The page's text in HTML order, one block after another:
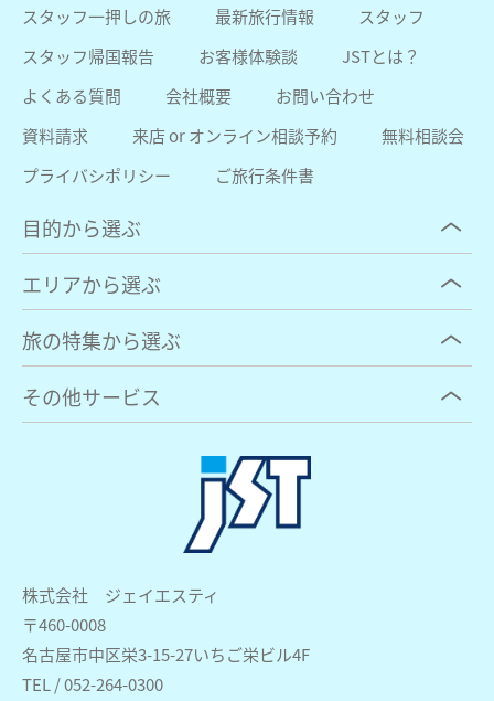
株式会社 ジェイエスティ
〒460-0008
名古屋市中区栄3-15-27いちご栄ビル4F
TEL / 052-264-0300
スタッフ一押しの旅
最新旅行情報
スタッフ
スタッフ帰国報告
お客様体験談
JSTとは？
よくある質問
会社概要
お問い合わせ
資料請求
来店 or オンライン相談予約
無料相談会
プライバシポリシー
ご旅行条件書
目的から選ぶ
エリアから選ぶ
旅の特集から選ぶ
その他サービス